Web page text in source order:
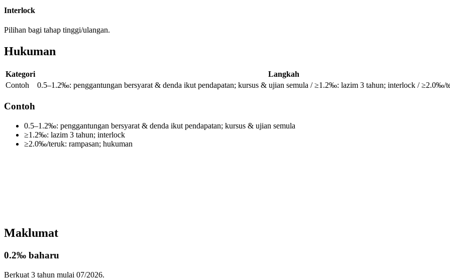
Interlock
Pilihan bagi tahap tinggi/ulangan.
Hukuman
Kategori
Langkah
Contoh
0.5–1.2‰: penggantungan bersyarat & denda ikut pendapatan; kursus & ujian semula / ≥1.2‰: lazim 3 tahun; interlock / ≥2.0‰/
Contoh
0.5–1.2‰: penggantungan bersyarat & denda ikut pendapatan; kursus & ujian semula
≥1.2‰: lazim 3 tahun; interlock
≥2.0‰/teruk: rampasan; hukuman
Maklumat
0.2‰ baharu
Berkuat 3 tahun mulai 07/2026.